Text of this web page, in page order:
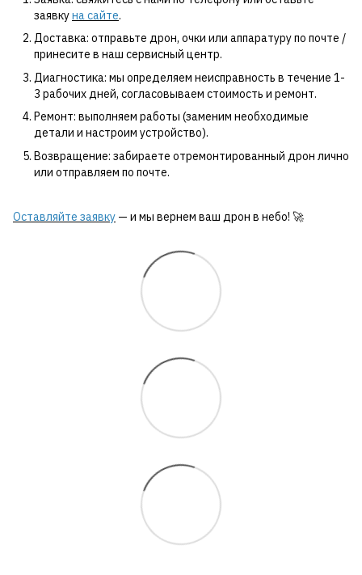
заявкуна сайте.
Доставка: отправьте дрон, очки или аппаратуру по почте /
принесите в наш сервисный центр.
Диагностика: мы определяем неисправность в течение 1-
3 рабочих дней, согласовываем стоимость и ремонт.
Ремонт: выполняем работы (заменим необходимые
детали и настроим устройство).
Возвращение: забираете отремонтированный дрон лично
или отправляем по почте.
Оставляйте заявку — и мы вернем ваш дрон в небо! 🚀